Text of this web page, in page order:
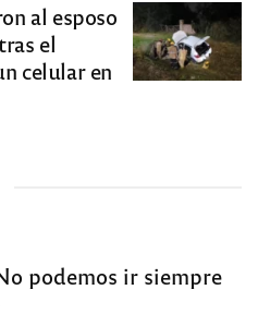
al esposo
el
celular en
podemos ir siempre